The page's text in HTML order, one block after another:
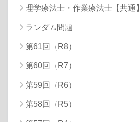
理学療法士・作業療法士【共通】
ランダム問題
第61回（R8）
第60回（R7）
第59回（R6）
第58回（R5）